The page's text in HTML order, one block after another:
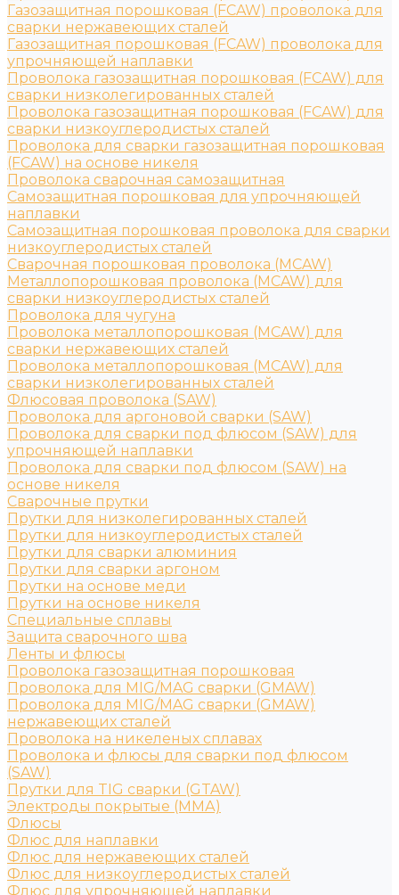
Газозащитная порошковая (FCAW) проволока для
сварки нержавеющих сталей
Газозащитная порошковая (FCAW) проволока для
упрочняющей наплавки
Проволока газозащитная порошковая (FCAW) для
сварки низколегированных сталей
Проволока газозащитная порошковая (FCAW) для
сварки низкоуглеродистых сталей
Проволока для сварки газозащитная порошковая
(FCAW) на основе никеля
Проволока сварочная самозащитная
Самозащитная порошковая для упрочняющей
наплавки
Самозащитная порошковая проволока для сварки
низкоуглеродистых сталей
Сварочная порошковая проволока (MCAW)
Металлопорошковая проволока (MCAW) для
сварки низкоуглеродистых сталей
Проволока для чугуна
Проволока металлопорошковая (MCAW) для
сварки нержавеющих сталей
Проволока металлопорошковая (MCAW) для
сварки низколегированных сталей
Флюсовая проволока (SAW)
Проволока для аргоновой сварки (SAW)
Проволока для сварки под флюсом (SAW) для
упрочняющей наплавки
Проволока для сварки под флюсом (SAW) на
основе никеля
Сварочные прутки
Прутки для низколегированных сталей
Прутки для низкоуглеродистых сталей
Прутки для сварки алюминия
Прутки для сварки аргоном
Прутки на основе меди
Прутки на основе никеля
Специальные сплавы
Защита сварочного шва
Ленты и флюсы
Проволока газозащитная порошковая
Проволока для MIG/MAG сварки (GMAW)
Проволока для MIG/MAG сварки (GMAW)
нержавеющих сталей
Проволока на никеленых сплавах
Проволока и флюсы для сварки под флюсом
(SAW)
Прутки для TIG сварки (GTAW)
Электроды покрытые (ММА)
Флюсы
Флюс для наплавки
Флюс для нержавеющих сталей
Флюс для низкоуглеродистых сталей
Флюс для упрочняющей наплавки